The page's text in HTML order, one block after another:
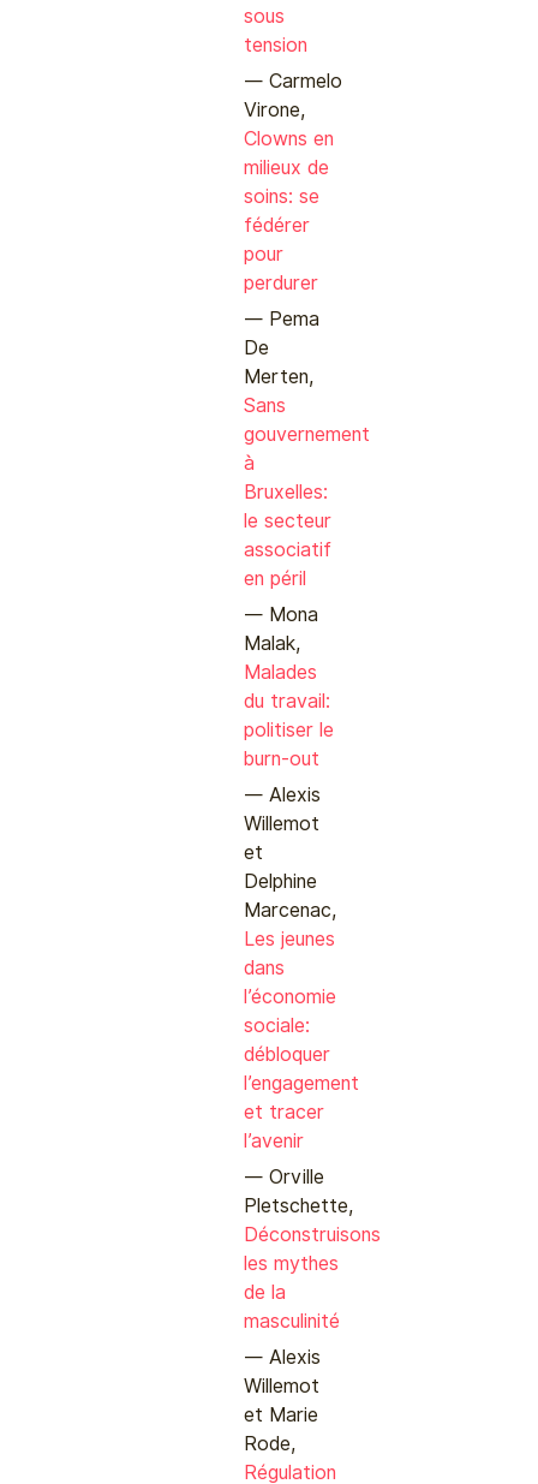
sous
tension
Carmelo
Virone,
Clowns en
milieux de
soins: se
fédérer
pour
perdurer
Pema
De
Merten,
Sans
gouvernement
à
Bruxelles:
le secteur
associatif
en péril
Mona
Malak,
Malades
du travail:
politiser le
burn-out
Alexis
Willemot
et
Delphine
Marcenac,
Les jeunes
dans
l’économie
sociale:
débloquer
l’engagement
et tracer
l’avenir
Orville
Pletschette,
Déconstruisons
les mythes
de la
masculinité
Alexis
Willemot
et Marie
Rode,
Régulation